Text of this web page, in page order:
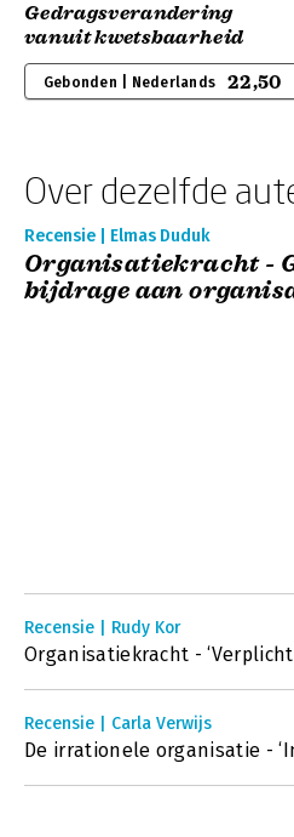
Gedragsverandering
vanuit kwetsbaarheid
Gebonden | Nederlands 22,50
Over dezelfde
Recensie | Elmas Duduk
Organisatiekracht -
bijdrage aan
Recensie | Rudy Kor
Organisatiekracht -
Recensie | Carla Verwijs
De irrationele organisatie -